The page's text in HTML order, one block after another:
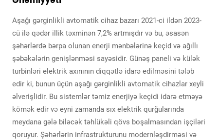
Aşağı gərginlikli avtomatik cihaz bazarı 2021-ci ildən 2023-
cü ilə qədər illik təxminən 7,2% artmışdır və bu, əsasən
şəhərlərdə bərpa olunan enerji mənbələrinə keçid və ağıllı
şəbəkələrin genişlənməsi sayəsidir. Günəş paneli və külək
turbinləri elektrik axınının diqqətlə idarə edilməsini tələb
edir ki, bunun üçün aşağı gərginlikli avtomatik cihazlar xeyli
əlverişlidir. Bu sistemlər təmiz enerjiyə keçidi idarə etməyə
kömək edir və eyni zamanda sıx elektrik qurğularında
meydana gələ biləcək təhlükəli qövs boşalmasından işçiləri
qoruyur. Şəhərlərin infrastrukturunu modernləşdirməsi və